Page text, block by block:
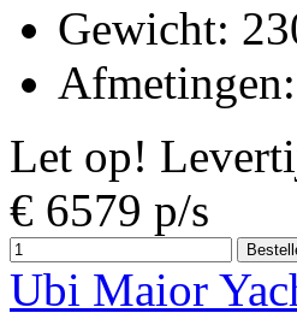
Gewicht:
Afmetingen
Let op!
€ 6579 p/s
Ubi Maior